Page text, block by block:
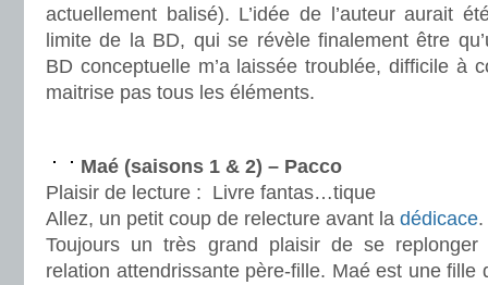
actuellement balisé). L’idée de l’auteur aurait
limite de la BD, qui se révèle finalement être
BD conceptuelle m’a laissée troublée, difficile à
maitrise pas tous les éléments.
Maé (saisons 1 & 2) – Pacco
Plaisir de lecture : Livre fantas…tique
Allez, un petit coup de relecture avant la dédicace.
Toujours un très grand plaisir de se replonger
relation attendrissante père-fille. Maé est une fille